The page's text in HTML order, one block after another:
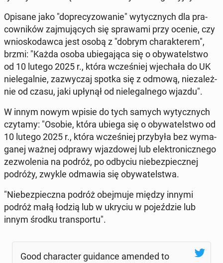
Opisane jako "do­pre­cy­zo­wa­nie" wy­tycz­nych dla pra­
cow­ni­ków zaj­mu­ją­cych się spra­wa­mi przy ocenie, czy
wnio­sko­daw­ca jest osobą z "dobrym cha­rak­te­rem",
brzmi: "Każda osoba ubie­ga­ją­ca się o oby­wa­tel­stwo
od 10 lutego 2025 r., która wcze­śniej wje­cha­ła do UK
nie­le­gal­nie, za­zwy­czaj spotka się z odmową, nie­za­leż­
nie od czasu, jaki upłynął od nie­le­gal­ne­go wjazdu".
W innym nowym wpisie do tych samych wy­tycz­nych
czytamy: "Osobie, która ubiega się o oby­wa­tel­stwo od
10 lutego 2025 r., która wcze­śniej przy­by­ła bez wy­ma­
ga­nej ważnej odprawy wjaz­do­wej lub elek­tro­nicz­ne­go
ze­zwo­le­nia na podróż, po odbyciu nie­bez­piecz­nej
podróży, zwykle odmawia się oby­wa­tel­stwa.
"Nie­bez­piecz­na podróż obej­mu­je między innymi
podróż małą łodzią lub w ukryciu w po­jeź­dzie lub
innym środku trans­por­tu".
Good cha­rac­ter gu­idan­ce amended to